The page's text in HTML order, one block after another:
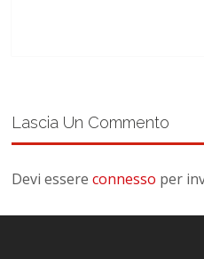
Lascia Un Commento
Devi essereconnesso per